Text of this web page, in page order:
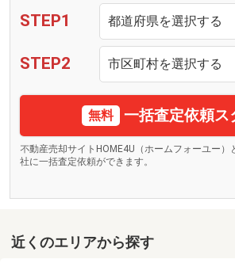
STEP1
STEP2
無料 一括査定依頼ス
不動産売却サイトHOME4U（ホームフォーユー）
社に一括査定依頼ができます。
近くのエリアから探す